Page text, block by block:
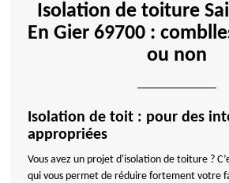
Isolation de toiture
En Gier 69700 :
ou non
Isolation de toit : pour des
appropriées
Vous avez un projet d'isolation de toiture ?
qui vous permet de réduire fortement votre